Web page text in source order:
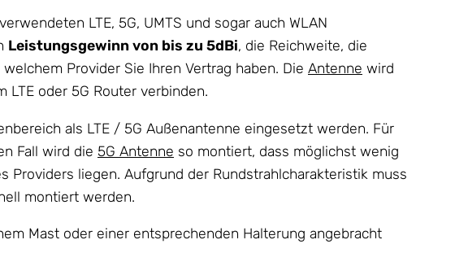
LTE, 5G, UMTS und sogar auch WLAN
Leistungsgewinn von bis zu 5dBi, die Reichweite, die
Provider Sie Ihren Vertrag haben. Die Antenne wird
oder 5G Router verbinden.
als LTE / 5G Außenantenne eingesetzt werden. Für
Fall wird die 5G Antenne so montiert, dass möglichst wenig
Providers liegen. Aufgrund der Rundstrahlcharakteristik muss
montiert werden.
Mast oder einer entsprechenden Halterung angebracht